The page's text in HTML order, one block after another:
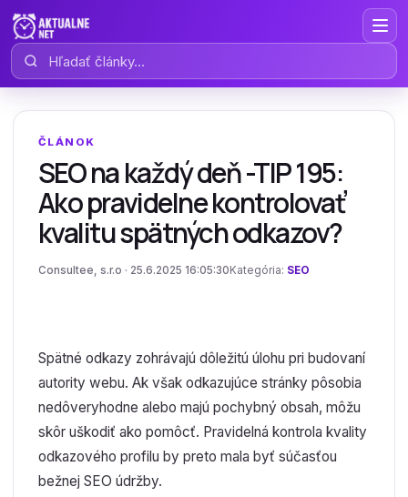
Hľadať články
ČLÁNOK
SEO na každý deň -TIP 195:
Ako pravidelne kontrolovať
kvalitu spätných odkazov?
Consultee, s.r.o · 25.6.2025 16:05:30 Kategória: SEO
Spätné odkazy zohrávajú dôležitú úlohu pri budovaní
autority webu. Ak však odkazujúce stránky pôsobia
nedôveryhodne alebo majú pochybný obsah, môžu
skôr uškodiť ako pomôcť. Pravidelná kontrola kvality
odkazového profilu by preto mala byť súčasťou
bežnej SEO údržby.